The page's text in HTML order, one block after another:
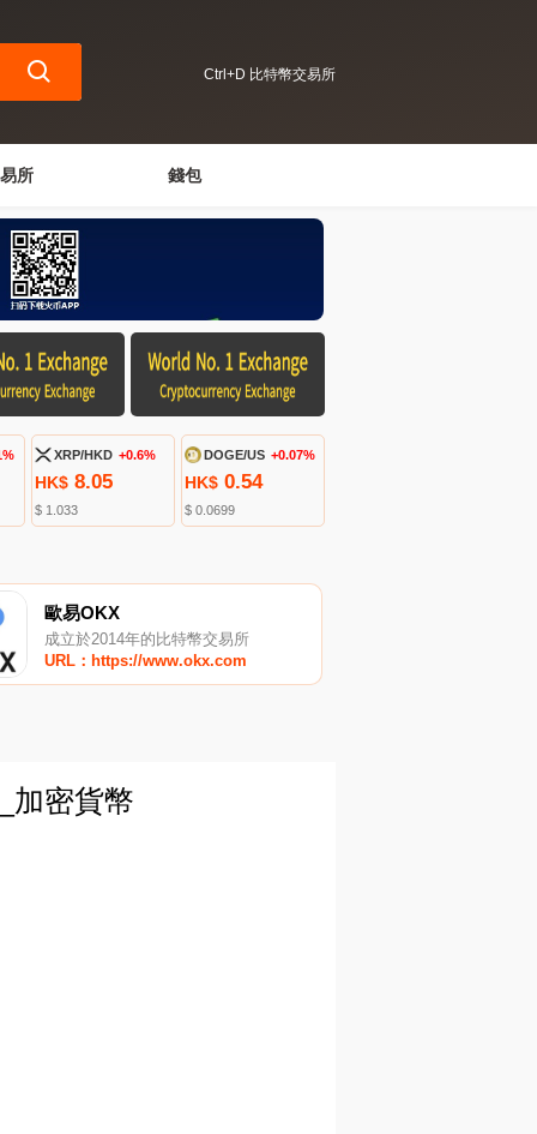
Ctrl+D 比特幣交易所
所 錢包
XRP/HKD +0.6%
HK$ 8.05
$ 1.033
DOGE/US +0.07%
HK$ 0.54
$ 0.0699
歐易OKX
成立於2014年的比特幣交易所
URL：https://www.okx.com
加密貨幣